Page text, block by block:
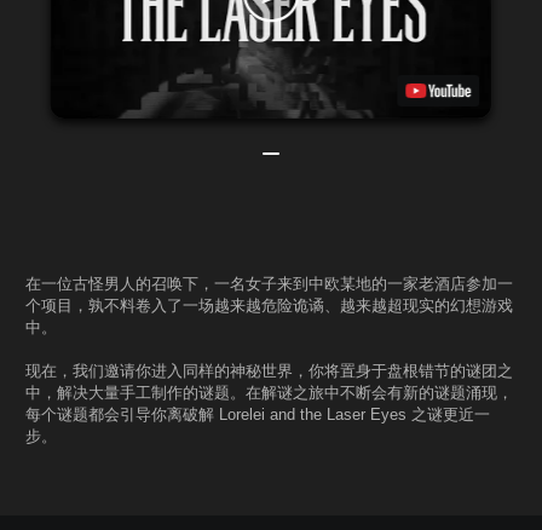
在一位古怪男人的召唤下，一名女子来到中欧某地的一家老酒店参加一
个项目，孰不料卷入了一场越来越危险诡谲、越来越超现实的幻想游戏
中。
现在，我们邀请你进入同样的神秘世界，你将置身于盘根错节的谜团之
中，解决大量手工制作的谜题。在解谜之旅中不断会有新的谜题涌现，
每个谜题都会引导你离破解 Lorelei and the Laser Eyes 之谜更近一
步。